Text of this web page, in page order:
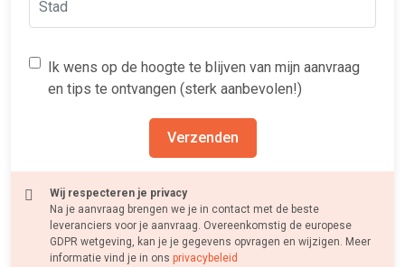
Ik wens op de hoogte te blijven van mijn aanvraag
en tips te ontvangen (sterk aanbevolen!)
Verzenden
Wij respecteren je privacy
Na je aanvraag brengen we je in contact met de beste
leveranciers voor je aanvraag. Overeenkomstig de europese
GDPR wetgeving, kan je je gegevens opvragen en wijzigen. Meer
informatie vind je in ons privacybeleid